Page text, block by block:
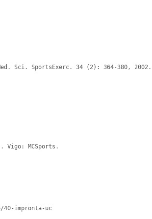
Sci. SportsExerc. 34 (2): 364-380, 2002.
MCSports.